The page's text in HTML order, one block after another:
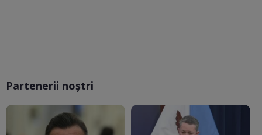
Partenerii noștri